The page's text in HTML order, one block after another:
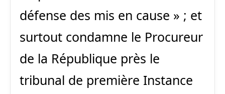
défense des mis en cause » ; et
surtout condamne le Procureur
de la République près le
tribunal de première Instance